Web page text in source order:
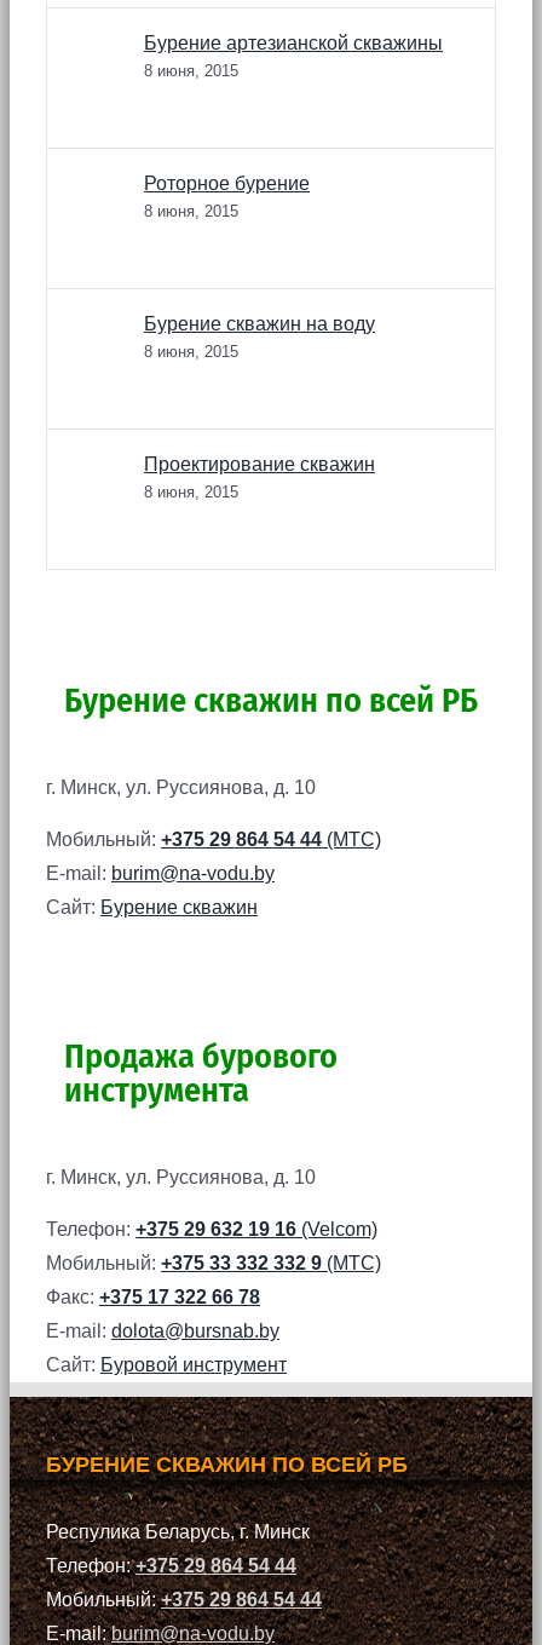
Бурение артезианской скважины
8 июня, 2015
Роторное бурение
8 июня, 2015
Бурение скважин на воду
8 июня, 2015
Проектирование скважин
8 июня, 2015
Бурение скважин по всей РБ
г. Минск, ул. Руссиянова, д. 10
Мобильный: +375 29 864 54 44 (МТС)
E-mail: burim@na-vodu.by
Сайт: Бурение скважин
Продажа бурового
инструмента
г. Минск, ул. Руссиянова, д. 10
Телефон: +375 29 632 19 16 (Velcom)
Мобильный: +375 33 332 332 9 (МТС)
Факс: +375 17 322 66 78
E-mail: dolota@bursnab.by
Сайт: Буровой инструмент
БУРЕНИЕ СКВАЖИН ПО ВСЕЙ РБ
Респулика Беларусь, г. Минск
Телефон:+375 29 864 54 44
Мобильный:+375 29 864 54 44
E-mail:burim@na-vodu.by